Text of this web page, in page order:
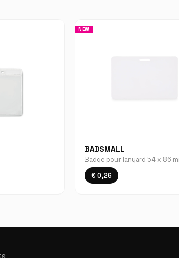
NEW
BADSMALL
Badge pour lanyard 54 x 86
€ 0,26